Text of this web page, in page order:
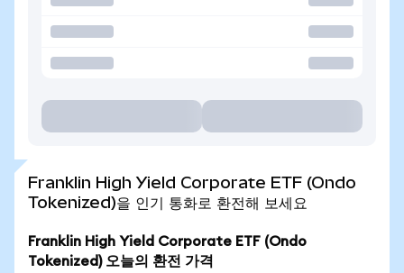
Franklin High Yield Corporate ETF (Ondo
Tokenized)을 인기 통화로 환전해 보세요
Franklin High Yield Corporate ETF (Ondo
Tokenized) 오늘의 환전 가격